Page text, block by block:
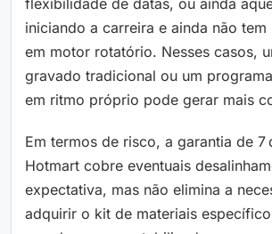
iniciando a carreira e ainda não tem
em motor rotatório. Nesses casos,
gravado tradicional ou um
em ritmo próprio pode gerar mais
Em termos de risco, a garantia de 7
Hotmart cobre eventuais
expectativa, mas não elimina a
adquirir o kit de materiais